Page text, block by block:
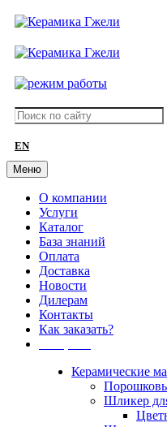
EN
Меню
О компании
Услуги
Каталог
База знаний
Оплата
Доставка
Новости
Дилерам
Контакты
Как заказать?
Керамические
Шликер